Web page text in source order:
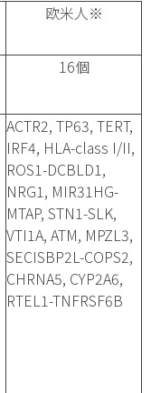
欧米人※
16個
ACTR2, TP63, TERT,
IRF4, HLA-class I/II,
ROS1-DCBLD1,
NRG1, MIR31HG-
MTAP, STN1-SLK,
VTI1A, ATM, MPZL3,
SECISBP2L-COPS2,
CHRNA5, CYP2A6,
RTEL1-TNFRSF6B